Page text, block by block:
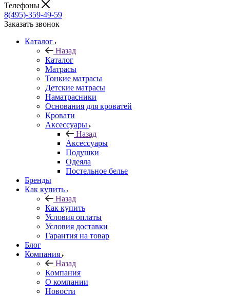
Телефоны
8(495)-359-49-59
Заказать звонок
Каталог
Назад
Каталог
Матрасы
Тонкие матрасы
Детские матрасы
Наматрасники
Основания для кроватей
Кровати
Аксессуары
Назад
Аксессуары
Подушки
Одеяла
Постельное белье
Бренды
Как купить
Назад
Как купить
Условия оплаты
Условия доставки
Гарантия на товар
Блог
Компания
Назад
Компания
О компании
Новости